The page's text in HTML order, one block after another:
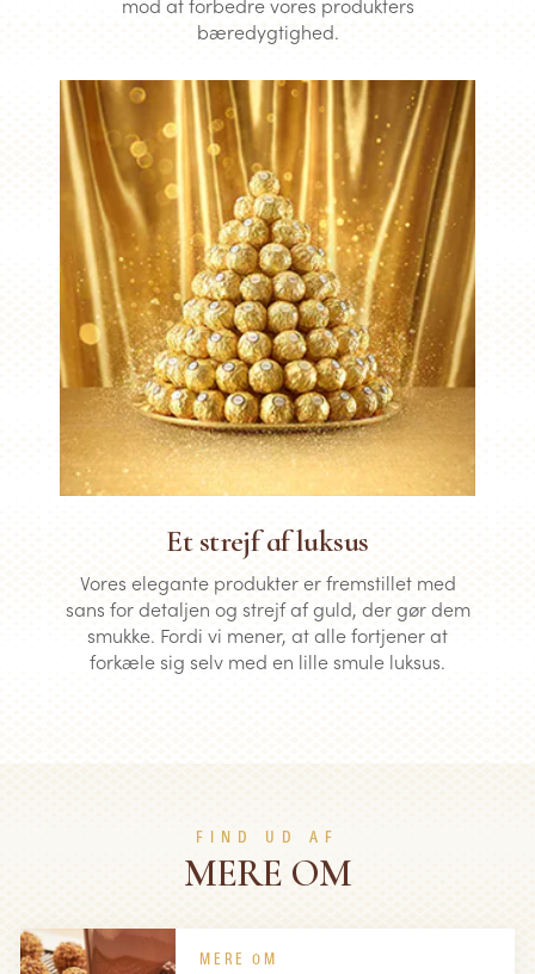
bæredygtighed.
Et strejf af luksus
Vores elegante produkter er fremstillet med
sans for detaljen og strejf af guld, der gør dem
smukke. Fordi vi mener, at alle fortjener at
forkæle sig selv med en lille smule luksus.
FIND UD AF
MERE OM
MERE OM